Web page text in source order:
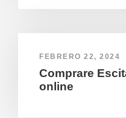
FEBRERO 22, 2024
Comprare
online